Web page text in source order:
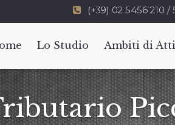
(+39) 02 5456 210 /
Lo Studio Ambiti di